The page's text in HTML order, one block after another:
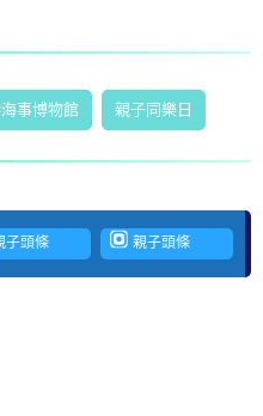
事博物館 親子同樂日
頭條 親子頭條